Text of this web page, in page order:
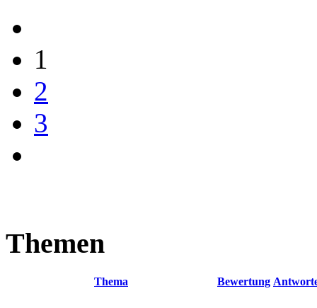
1
2
3
Themen
Thema Bewertung